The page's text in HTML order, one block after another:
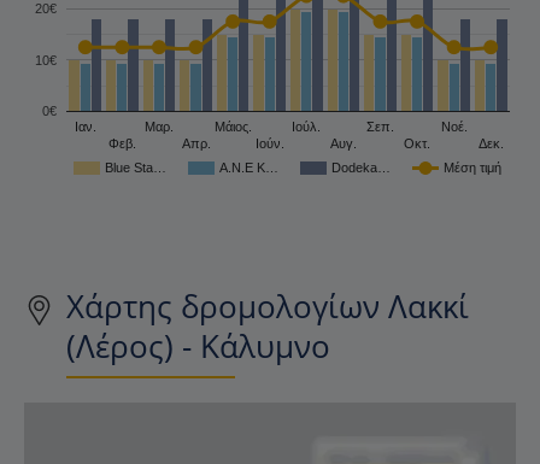
Blue Sta… A.N.E K… Dodeka… Μέση τιμή
Ιαν.
Φεβ.
Μαρ.
Απρ.
Μάιος.
Ιούν.
Ιούλ.
Αυγ.
Σεπ.
Οκτ.
Νοέ.
Δεκ.
0€
10€
20€
Χάρτης δρομολογίων Λακκί
(Λέρος) - Κάλυμνο